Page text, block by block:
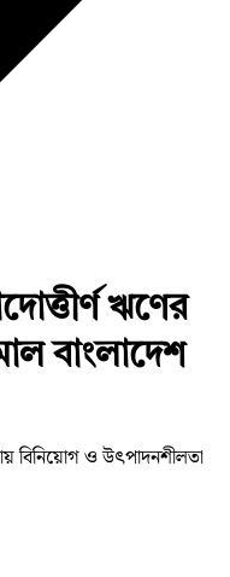
ঋণের
বাংলাদেশ
বিনিয়োগ ও উৎপাদনশীলতা